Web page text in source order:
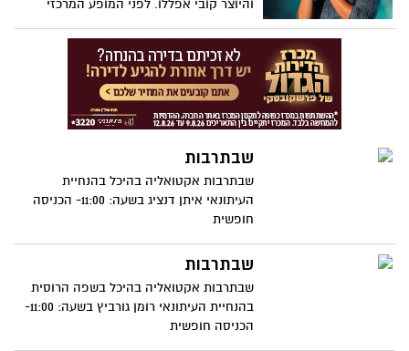
והיוצר קובי אפללו. לפני המופע המרכזי
חלף החל מהשעה: 21:15.
שבתרבות
שבתרבות אקטואליה בהיכל בהנחיית
העיתונאי איתן דנציג בשעה: 11:00- הכניסה
חופשית
שבתרבות
שבתרבות אקטואליה בהיכל בשפה הרוסית
בהנחיית העיתונאי רומן גורביץ בשעה: 11:00-
הכניסה חופשית